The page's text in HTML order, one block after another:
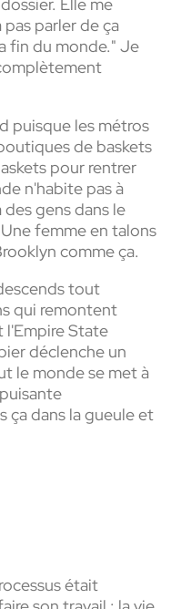
parler de ça
fin du monde." Je
puisque les métros
de baskets
pour rentrer
n'habite pas à
gens dans le
femme en talons
comme ça.
tout
qui remontent
l'Empire State
déclenche un
le monde se met à
ça dans la gueule et
était